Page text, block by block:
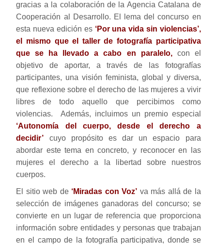
gracias a la colaboración de la Agencia Catalana de
Cooperación al Desarrollo. El lema del concurso en
esta nueva edición es ‘Por una vida sin violencias’,
el mismo que el taller de fotografía participativa
que se ha llevado a cabo en paralelo,con el
objetivo de aportar, a través de las fotografías
participantes, una visión feminista, global y diversa,
que reflexione sobre el derecho de las mujeres a vivir
libres de todo aquello que percibimos como
violencias. Además, incluimos un premio especial
‘Autonomía del cuerpo, desde el derecho a
decidir’ cuyo propósito es dar un espacio para
abordar este tema en concreto, y reconocer en las
mujeres el derecho a la libertad sobre nuestros
cuerpos.
El sitio web de ‘Miradas con Voz’ va más allá de la
selección de imágenes ganadoras del concurso; se
convierte en un lugar de referencia que proporciona
información sobre entidades y personas que trabajan
en el campo de la fotografía participativa, donde se